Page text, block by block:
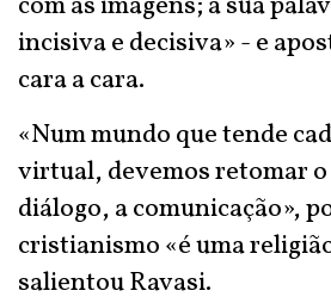
incisiva e decisiva» - e
cara a cara.
«Num mundo que tende
virtual, devemos retomar
diálogo, a comunicação»,
cristianismo «é uma
salientou Ravasi.